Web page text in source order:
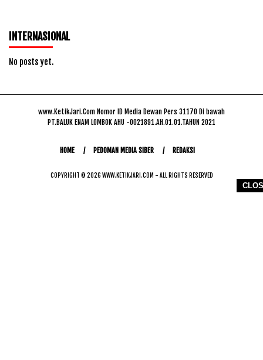
INTERNASIONAL
No posts yet.
www.KetikJari.Com Nomor ID Media Dewan Pers 31170 Di bawah
PT.BALUK ENAM LOMBOK AHU -0021891.AH.01.01.TAHUN 2021
HOME PEDOMAN MEDIA SIBER REDAKSI
COPYRIGHT © 2026 WWW.KETIKJARI.COM - ALL RIGHTS RESERVED